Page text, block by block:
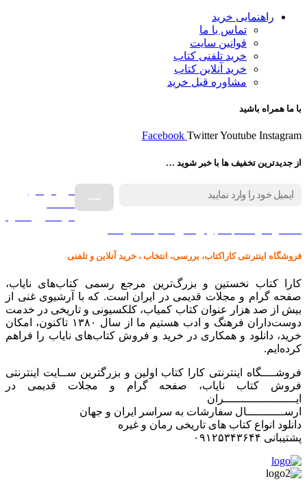
راهنمایی خرید
تماس با ما
قوانین سایت
خرید تلفنی کتاب
خرید آنلاین کتاب
مشاوره قبل خرید
با ما همراه باشید
Facebook TwitterYoutube Instagram
از جدیدترین تخفیف ها با خبر شوید …
فروش انواع
فروشگاه اینترنتی کاراکتاب، بررسی، انتخاب ، خرید آنلاین و تلفنی
کارا کتاب نخستین و بزرگ‌ترین مرجع رسمی کتاب‌های نایاب،
صفحه گرام و مجلات قدیمی در ایران است. که با آرشیوی غنی از
بیش از صد هزار عنوان کتاب کمیاب، کلکسیونی و تاریخی در خدمت
دوست‌داران فرهنگ و ادب هستیم ما از سال ۱۳۸۰ تاکنون، امکان
خرید، دانلود و همکاری در خرید و فروش کتاب‌های نایاب را فراهم
کرده‌ایم.
فروشــــگاه اینترنتی کارا کتاب اولین و بزرگترین ســایت اینترنتی
فروش کتاب نایاب، صفحه گرام و مجلات قدیمی در
ایـــــــــــــــــــــران
ارســـــــــــال سفارشات به سراسر ایران و جهان
دانلود انواع کتاب های تاریخی رمان و غیره
پشتیبانی ۰۹۱۲۵۳۴۳۶۴۴